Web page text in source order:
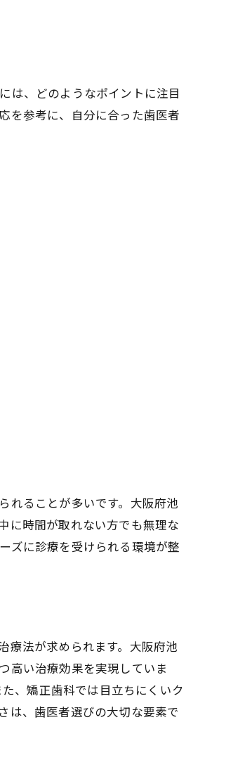
は、どのようなポイントに注目
を参考に、自分に合った歯医者
れることが多いです。大阪府池
に時間が取れない方でも無理な
ズに診療を受けられる環境が整
療法が求められます。大阪府池
高い治療効果を実現していま
、矯正歯科では目立ちにくいク
は、歯医者選びの大切な要素で